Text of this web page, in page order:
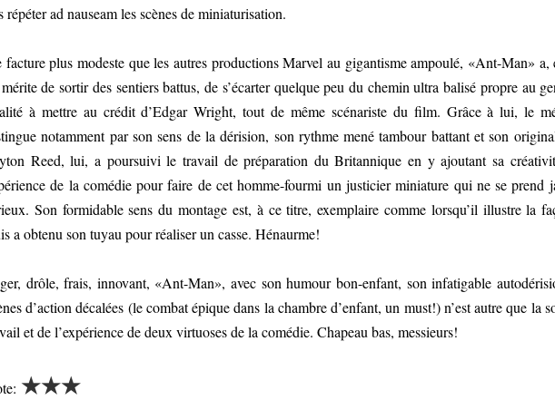
répéter ad nauseam les scènes de miniaturisation.
facture plus modeste que les autres productions Marvel au gigantisme ampoulé, «Ant-Man» a,
de sortir des sentiers battus, de s’écarter quelque peu du chemin ultra balisé propre au
à mettre au crédit d’Edgar Wright, tout de même scénariste du film. Grâce à lui, le
notamment par son sens de la dérision, son rythme mené tambour battant et son
Reed, lui, a poursuivi le travail de préparation du Britannique en y ajoutant sa
de la comédie pour faire de cet homme-fourmi un justicier miniature qui ne se prend
Son formidable sens du montage est, à ce titre, exemplaire comme lorsqu’il illustre la
a obtenu son tuyau pour réaliser un casse. Hénaurme!
drôle, frais, innovant, «Ant-Man», avec son humour bon-enfant, son infatigable
d’action décalées (le combat épique dans la chambre d’enfant, un must!) n’est autre que la
et de l’expérience de deux virtuoses de la comédie. Chapeau bas, messieurs!
★★★